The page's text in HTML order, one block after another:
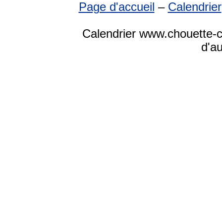
Page d'accueil – Calendrier
Calendrier www.chouette-